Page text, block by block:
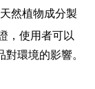
然植物成分製
，使用者可以
環境的影響。